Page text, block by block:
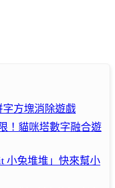
字方塊消除遊戲
！貓咪塔數字融合遊
小兔堆堆」快來幫小